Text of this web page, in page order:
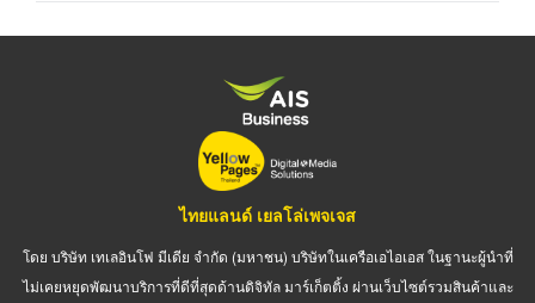
ไทยแลนด์ เยลโล่เพจเจส
โดย บริษัท เทเลอินโฟ มีเดีย จำกัด (มหาชน) บริษัทในเครือเอไอเอส ในฐานะผู้นำที่
ไม่เคยหยุดพัฒนาบริการที่ดีที่สุดด้านดิจิทัล มาร์เก็ตติ้ง ผ่านเว็บไซต์รวมสินค้าและ